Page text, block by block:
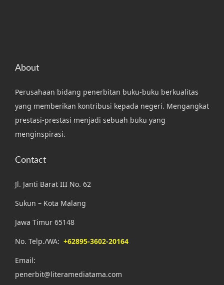
About
Perusahaan bidang penerbitan buku-buku berkualitas
yang memberikan kontribusi kepada negeri. Mengangkat
prestasi-prestasi menjadi sebuah buku yang
menginspirasi.
Contact
Jl. Janti Barat III No. 62
Sukun – Kota Malang
Jawa Timur 65148
No. Telp./WA: +62895-3602-20164
Email:
penerbit@literamediatama.com